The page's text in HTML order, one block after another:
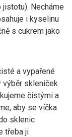
Necháme
i kyselinu
s cukrem jako
a vypařené
výběr skleniček
čistými a
aby se víčka
sklenic
třeba ji